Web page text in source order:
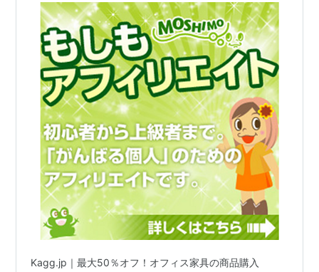
Kagg.jp｜最大50％オフ！オフィス家具の商品購入